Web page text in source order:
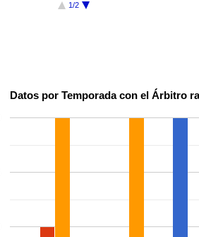
1/2
Datos por Temporada con el Árbitro